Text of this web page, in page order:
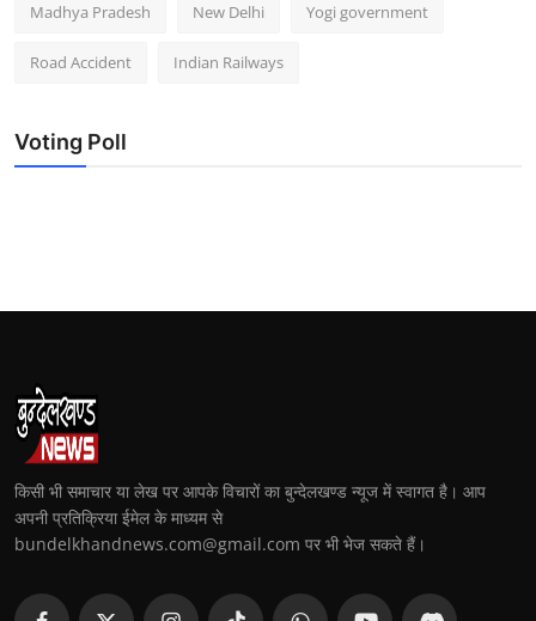
Madhya Pradesh New Delhi Yogi government
Road Accident Indian Railways
Voting Poll
किसी भी समाचार या लेख पर आपके विचारों का बुन्देलखण्ड न्यूज में स्वागत है। आप
अपनी प्रतिक्रिया ईमेल के माध्यम से
bundelkhandnews.com@gmail.com पर भी भेज सकते हैं।